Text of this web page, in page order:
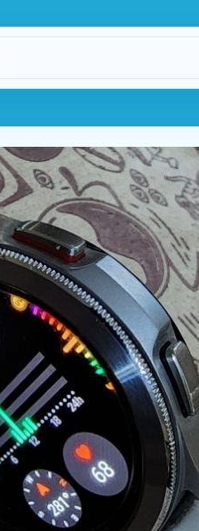
2 máx.3
Cámara
Podés arrastrar las fotospara
imagen principal.